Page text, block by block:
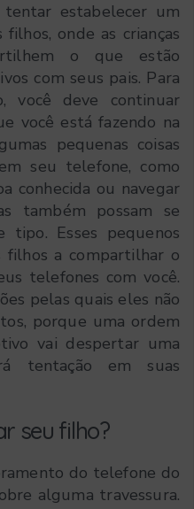
estabelecer um
onde as crianças
o que estão
com seus pais. Para
você deve continuar
você está fazendo na
pequenas coisas
seu telefone, como
conhecida ou navegar
também possam se
tipo. Esses pequenos
filhos a compartilhar o
telefones com você.
pelas quais eles não
porque uma ordem
vai despertar uma
tentação em suas
seu filho?
do telefone do
alguma travessura.